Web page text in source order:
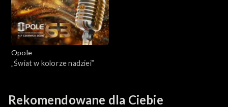
„Niezwyciężony”
Opole
„Świat w kolorze nadziei”
Rekomendowane dla Ciebie